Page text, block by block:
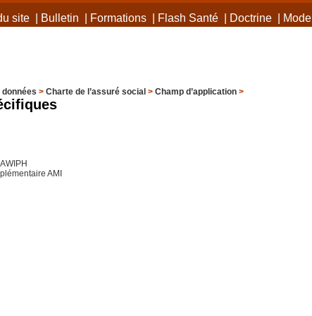
site| Bulletin Formations| Flash Santé| Doctrine|
données > Charte de l’assuré social > Champ d’application>
AMI